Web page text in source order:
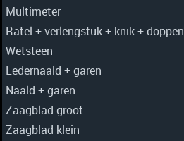
Multimeter
Ratel + verlengstuk + knik + doppen
Wetsteen
Ledernaald + garen
Naald + garen
Zaagblad groot
Zaagblad klein